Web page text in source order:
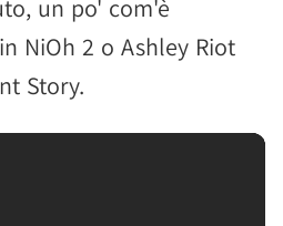
un po' com'è
NiOh 2 o Ashley Riot
Story.